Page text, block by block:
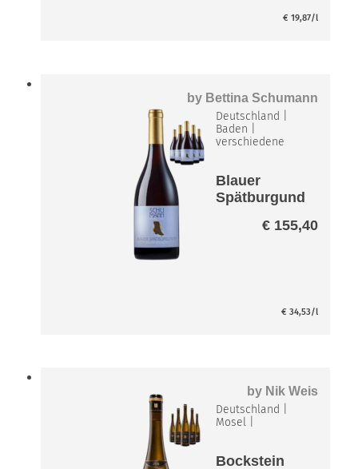
€ 19,87/l
by Bettina Schumann
Deutschland
Baden
verschiedene
Blauer
Spätburgund
Volaute€155,40
€ 34,53/l
by Nik Weis
Deutschland
Mosel
Bockstein